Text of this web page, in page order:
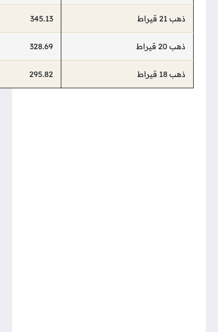
ذهب 21 قيراط 345.13
ذهب 20 قيراط 328.69
ذهب 18 قيراط 295.82